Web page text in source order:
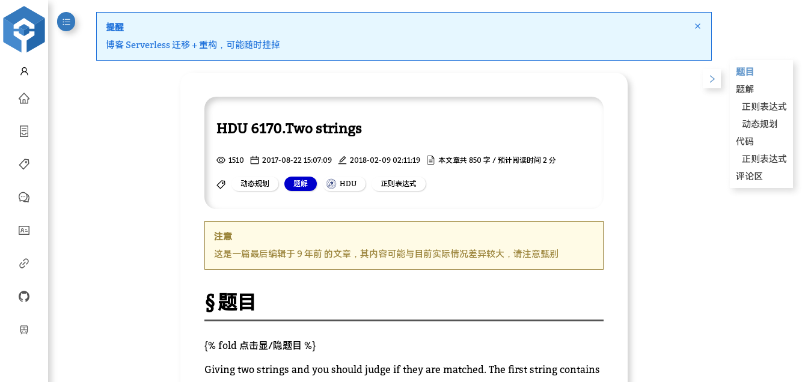
提醒
博客 Serverless 迁移 + 重构，可能随时挂掉
HDU 6170.Two strings
1510 2017-08-22 15:07:09 2018-02-09 02:11:19 本文章共 850 字 / 预计阅读时间 2 分
动态规划 题解 HDU 正则表达式
注意
这是一篇最后编辑于 9 年前 的文章，其内容可能与目前实际情况差异较大，请注意甄别
题目
{% fold 点击显/隐题目 %}
Giving two strings and you should judge if they are matched. The first string contains
题目
题解
正则表达式
动态规划
代码
正则表达式
评论区